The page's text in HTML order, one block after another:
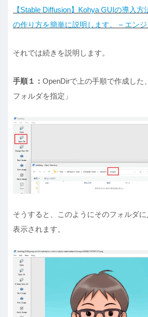
【Stable Diffusion】Kohya GUIの導入
の作り方を簡単に説明します。 – エン
それでは続きを説明します。
手順１： OpenDirで上の手順で作成した
フォルダを指定」
そうすると、このようにそのフォルダ
表示されます。